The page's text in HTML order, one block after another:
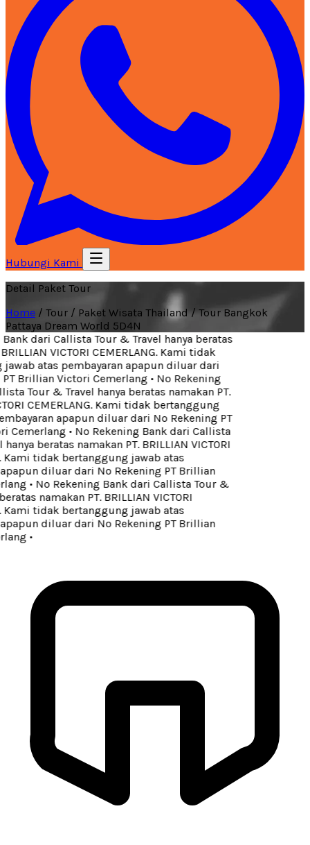
Hubungi Kami
Detail Paket Tour
Home / Tour / Paket Wisata Thailand / Tour Bangkok
Pattaya Dream World 5D4N
dari Callista Tour & Travel hanya beratas
VICTORI CEMERLANG. Kami tidak
atas pembayaran apapun diluar dari
Brillian Victori Cemerlang• No Rekening
Tour & Travel hanya beratas namakan PT.
CEMERLANG. Kami tidak bertanggung
apapun diluar dari No Rekening PT
Cemerlang• No Rekening Bank dari Callista
beratas namakan PT. BRILLIAN VICTORI
Kami tidak bertanggung jawab atas
diluar dari No Rekening PT Brillian
• No Rekening Bank dari Callista Tour &
namakan PT. BRILLIAN VICTORI
Kami tidak bertanggung jawab atas
diluar dari No Rekening PT Brillian
•